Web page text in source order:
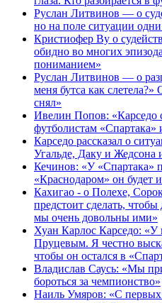
Руслан Литвинов — о
но на поле ситуации
Кристиофер Ву о
обидно во многих
пониманием»
Руслан Литвинов — о
меня бутса как
снял»
Ивелин Попов: «Карседо
футболистам «Спартака»
Карседо рассказал о
Угальде, Даку и Жедсона
Кечинов: «У «Спартака»
«Краснодаром» он будет
Кахигао - о Полехе,
предстоит сделать,
мы очень довольны ими»
Хуан Карлос Карседо: «У
Пруцевым. Я честно
чтобы он остался в
Владислав Саусь: «Мы
бороться за чемпионство»
Наиль Умяров: «С первых